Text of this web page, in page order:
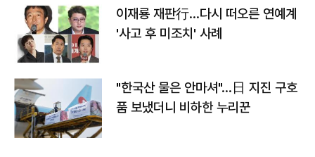
이재룡 재판行…다시 떠오른 연예계
'사고 후 미조치' 사례
"한국산 물은 안마셔"…日 지진 구호
품 보냈더니 비하한 누리꾼